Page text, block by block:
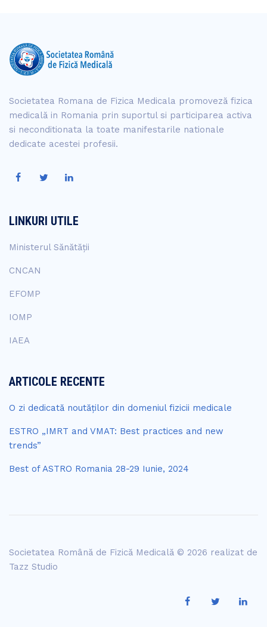
Societatea Romana de Fizica Medicala promoveză fizica
medicală in Romania prin suportul si participarea activa
si neconditionata la toate manifestarile nationale
dedicate acestei profesii.
LINKURI UTILE
Ministerul Sănătății
CNCAN
EFOMP
IOMP
IAEA
ARTICOLE RECENTE
O zi dedicată noutăților din domeniul fizicii medicale
ESTRO „IMRT and VMAT: Best practices and new
trends”
Best of ASTRO Romania 28-29 Iunie, 2024
Societatea Română de Fizică Medicală © 2026 realizat de
Tazz Studio